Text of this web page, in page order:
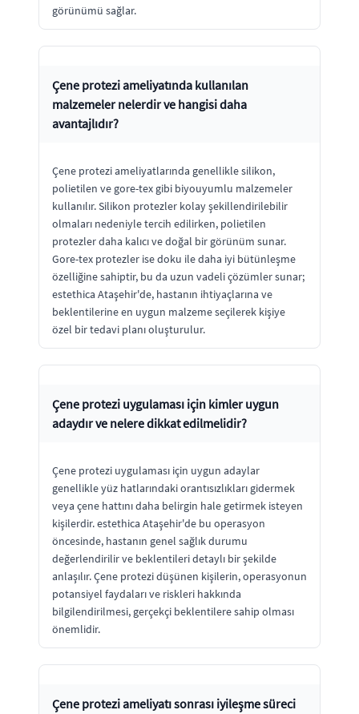
görünümü sağlar.
Çene protezi ameliyatında kullanılan
malzemeler nelerdir ve hangisi daha
avantajlıdır?
Çene protezi ameliyatlarında genellikle silikon,
polietilen ve gore-tex gibi biyouyumlu malzemeler
kullanılır. Silikon protezler kolay şekillendirilebilir
olmaları nedeniyle tercih edilirken, polietilen
protezler daha kalıcı ve doğal bir görünüm sunar.
Gore-tex protezler ise doku ile daha iyi bütünleşme
özelliğine sahiptir, bu da uzun vadeli çözümler sunar;
estethica Ataşehir'de, hastanın ihtiyaçlarına ve
beklentilerine en uygun malzeme seçilerek kişiye
özel bir tedavi planı oluşturulur.
Çene protezi uygulaması için kimler uygun
adaydır ve nelere dikkat edilmelidir?
Çene protezi uygulaması için uygun adaylar
genellikle yüz hatlarındaki orantısızlıkları gidermek
veya çene hattını daha belirgin hale getirmek isteyen
kişilerdir. estethica Ataşehir'de bu operasyon
öncesinde, hastanın genel sağlık durumu
değerlendirilir ve beklentileri detaylı bir şekilde
anlaşılır. Çene protezi düşünen kişilerin, operasyonun
potansiyel faydaları ve riskleri hakkında
bilgilendirilmesi, gerçekçi beklentilere sahip olması
önemlidir.
Çene protezi ameliyatı sonrası iyileşme süreci